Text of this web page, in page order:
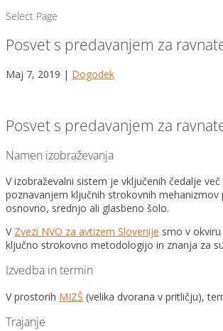
Select Page
Posvet s predavanjem za
Maj 7, 2019 | Dogodek
Posvet s predavanjem za
Namen izobraževanja
V izobraževalni sistem je vključenih čedalje
poznavanjem ključnih strokovnih
osnovno, srednjo ali glasbeno šolo.
V Zvezi NVO za avtizem Slovenije smo v okviru
ključno strokovno metodologijo in znanja za
Izvedba in termin
V prostorih MIZŠ (velika dvorana v pritličju),
Trajanje